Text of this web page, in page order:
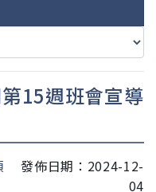
15週班會宣導
發佈日期：2024-12-
04